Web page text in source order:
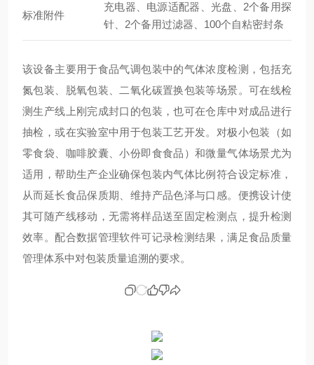
标准附件
充电器、电源适配器、光盘、2个备用探
针、2个备用过滤器、100个自粘密封条
该设备主要用于食品气调包装中的气体浓度检测，包括充
氮包装、脱氧包装、二氧化碳置换包装等场景。可在线检
测生产线上刚完成封口的包装，也可在仓库中对成品进行
抽检，或在实验室中用于包装工艺开发。对极小包装（如
零食袋、咖啡胶囊、小份即食食品）和微量气体场景尤为
适用，帮助生产企业确保包装内气体比例符合设定标准，
从而延长食品保质期、维持产品色泽与口感。便携设计使
其可随产线移动，无需将样品送至固定检测点，提升检测
效率。配合数据管理软件可记录检测结果，满足食品质量
管理体系中对包装质量追溯的要求。